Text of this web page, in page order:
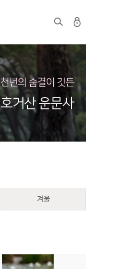
천년의 숨결이 깃든
호거산 운문사
겨울